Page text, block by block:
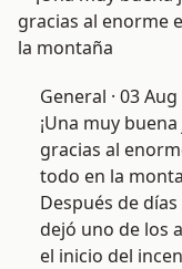
General · 03
¡Una muy
gracias al
todo en la
Después de
dejó uno de los
el inicio del